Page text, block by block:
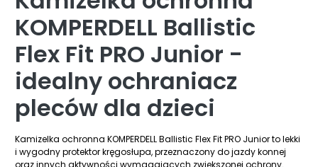
KOMPERDELL Ballistic
Flex Fit PRO Junior -
idealny ochraniacz
pleców dla dzieci
Kamizelka ochronna KOMPERDELL Ballistic Flex Fit PRO Junior to lekki
i wygodny protektor kręgosłupa, przeznaczony do jazdy konnej
oraz innych aktywności wymagających zwiększonej ochrony.